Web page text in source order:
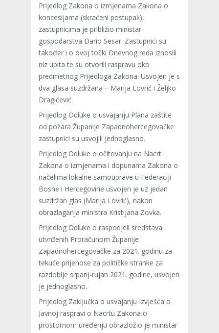
Prijedlog Zakona o izmjenama Zakona o
koncesijama (skraćeni postupak),
zastupnicima je približio ministar
gospodarstva Dario Sesar. Zastupnici su
također i o ovoj točki Dnevnog reda iznosili
niz upita te su otvorili raspravu oko
predmetnog Prijedloga Zakona. Usvojen je s
dva glasa suzdržana – Marija Lovrić i Željko
Dragićević.
Prijedlog Odluke o usvajanju Plana zaštite
od požara Županije Zapadnohercegovačke
zastupnici su usvojili jednoglasno.
Prijedlog Odluke o očitovanju na Nacrt
Zakona o izmjenama i dopunama Zakona o
načelima lokalne samouprave u Federaciji
Bosne i Hercegovine usvojen je uz jedan
suzdržan glas (Marija Lovrić), nakon
obrazlaganja ministra Kristijana Zovka.
Prijedlog Odluke o raspodjeli sredstava
utvrđenih Proračunom Županije
Zapadnohercegovačke za 2021. godinu za
tekuće prijenose za političke stranke za
razdoblje srpanj-rujan 2021. godine, usvojen
je jednoglasno.
Prijedlog Zaključka o usvajanju Izvješća o
Javnoj raspravi o Nacrtu Zakona o
prostornom uređenju obrazložio je ministar